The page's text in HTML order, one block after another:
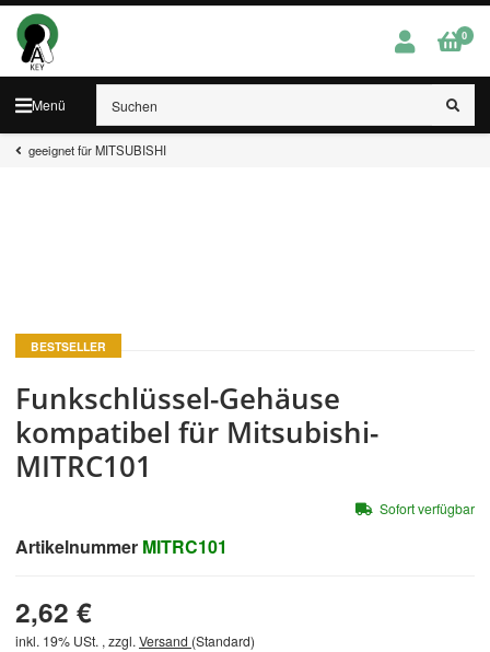
Menü
0
geeignet für MITSUBISHI
BESTSELLER
Funkschlüssel-Gehäuse
kompatibel für Mitsubishi-
MITRC101
Artikelnummer MITRC101
2,62 €
inkl. 19% USt. , zzgl. Versand (Standard)
Sofort verfügbar